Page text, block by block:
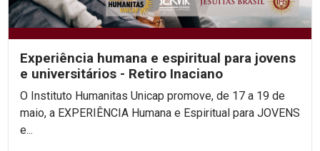
Experiência humana e espiritual para jovens
e universitários - Retiro Inaciano
O Instituto Humanitas Unicap promove, de 17 a 19 de
maio, a EXPERIÊNCIA Humana e Espiritual para JOVENS
e...